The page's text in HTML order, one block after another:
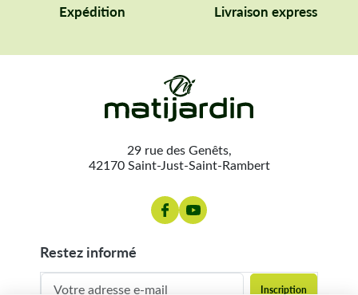
Expédition Livraison express
29 rue des Genêts,
42170 Saint-Just-Saint-Rambert
restez informé